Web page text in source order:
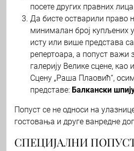
посете других правних лица
Да бисте остварили право
минималан број купљених
исту или више представа
репертоара, а попуст важи
галерију Велике сцене, као
Сцену „Раша Плаовић“,
представе: Балкански
Попуст се не односи на
гостовања и друге ванредне
СПЕЦИЈАЛНИ